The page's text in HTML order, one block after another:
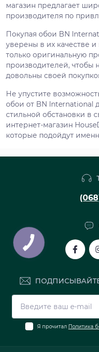
магазин предлагает
производителя по
Покупая обои BN
уверены в их качестве
только оригинальную
производителей, чтобы
довольны своей
Не упустите
обои от BN International
стильной обстановки в
интернет-магазин
которые подойдут
Я прочитал Политика